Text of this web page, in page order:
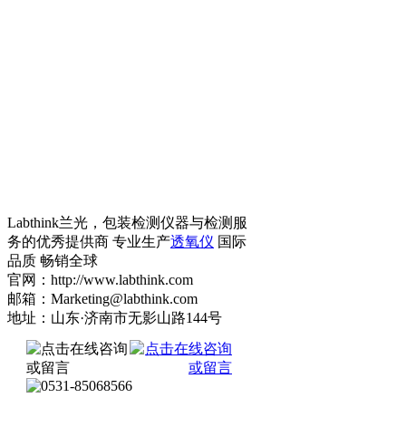
Labthink兰光，包装检测仪器与检测服
务的优秀提供商 专业生产透氧仪 国际
品质 畅销全球
官网：http://www.labthink.com
邮箱：Marketing@labthink.com
地址：山东·济南市无影山路144号